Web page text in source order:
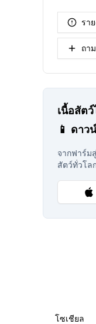
รา
ถา
เนื้อสัต
📱 ดาว
จากฟาร์ม
สัตว์ทั่วโล
โซเชียล